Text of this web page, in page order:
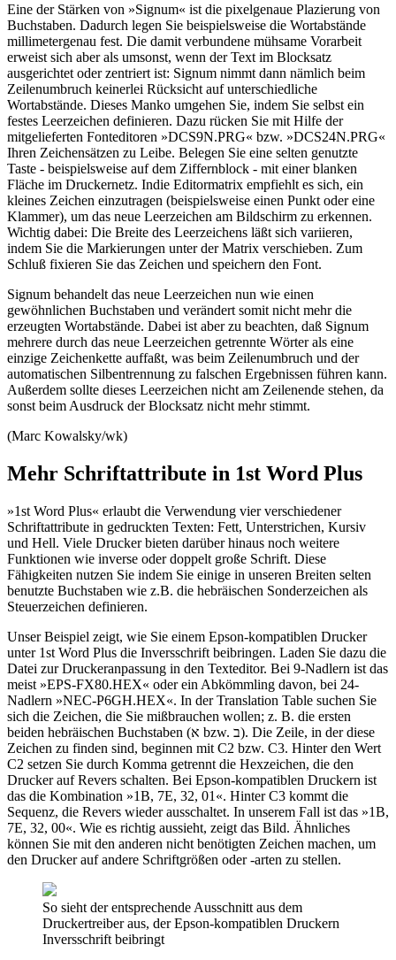
Eine der Stärken von »Signum« ist die pixelgenaue Plazierung von
Buchstaben. Dadurch legen Sie beispielsweise die Wortabstände
millimetergenau fest. Die damit verbundene mühsame Vorarbeit
erweist sich aber als umsonst, wenn der Text im Blocksatz
ausgerichtet oder zentriert ist: Signum nimmt dann nämlich beim
Zeilenumbruch keinerlei Rücksicht auf unterschiedliche
Wortabstände. Dieses Manko umgehen Sie, indem Sie selbst ein
festes Leerzeichen definieren. Dazu rücken Sie mit Hilfe der
mitgelieferten Fonteditoren »DCS9N.PRG« bzw. »DCS24N.PRG«
Ihren Zeichensätzen zu Leibe. Belegen Sie eine selten genutzte
Taste - beispielsweise auf dem Ziffernblock - mit einer blanken
Fläche im Druckernetz. Indie Editormatrix empfiehlt es sich, ein
kleines Zeichen einzutragen (beispielsweise einen Punkt oder eine
Klammer), um das neue Leerzeichen am Bildschirm zu erkennen.
Wichtig dabei: Die Breite des Leerzeichens läßt sich variieren,
indem Sie die Markierungen unter der Matrix verschieben. Zum
Schluß fixieren Sie das Zeichen und speichern den Font.
Signum behandelt das neue Leerzeichen nun wie einen
gewöhnlichen Buchstaben und verändert somit nicht mehr die
erzeugten Wortabstände. Dabei ist aber zu beachten, daß Signum
mehrere durch das neue Leerzeichen getrennte Wörter als eine
einzige Zeichenkette auffaßt, was beim Zeilenumbruch und der
automatischen Silbentrennung zu falschen Ergebnissen führen kann.
Außerdem sollte dieses Leerzeichen nicht am Zeilenende stehen, da
sonst beim Ausdruck der Blocksatz nicht mehr stimmt.
(Marc Kowalsky/wk)
Mehr Schriftattribute in 1st Word Plus
»1st Word Plus« erlaubt die Verwendung vier verschiedener
Schriftattribute in gedruckten Texten: Fett, Unterstrichen, Kursiv
und Hell. Viele Drucker bieten darüber hinaus noch weitere
Funktionen wie inverse oder doppelt große Schrift. Diese
Fähigkeiten nutzen Sie indem Sie einige in unseren Breiten selten
benutzte Buchstaben wie z.B. die hebräischen Sonderzeichen als
Steuerzeichen definieren.
Unser Beispiel zeigt, wie Sie einem Epson-kompatiblen Drucker
unter 1st Word Plus die Inversschrift beibringen. Laden Sie dazu die
Datei zur Druckeranpassung in den Texteditor. Bei 9-Nadlern ist das
meist »EPS-FX80.HEX« oder ein Abkömmling davon, bei 24-
Nadlern »NEC-P6GH.HEX«. In der Translation Table suchen Sie
sich die Zeichen, die Sie mißbrauchen wollen; z. B. die ersten
beiden hebräischen Buchstaben (א bzw. ב). Die Zeile, in der diese
Zeichen zu finden sind, beginnen mit C2 bzw. C3. Hinter den Wert
C2 setzen Sie durch Komma getrennt die Hexzeichen, die den
Drucker auf Revers schalten. Bei Epson-kompatiblen Druckern ist
das die Kombination »1B, 7E, 32, 01«. Hinter C3 kommt die
Sequenz, die Revers wieder ausschaltet. In unserem Fall ist das »1B,
7E, 32, 00«. Wie es richtig aussieht, zeigt das Bild. Ähnliches
können Sie mit den anderen nicht benötigten Zeichen machen, um
den Drucker auf andere Schriftgrößen oder -arten zu stellen.
So sieht der entsprechende Ausschnitt aus dem
Druckertreiber aus, der Epson-kompatiblen Druckern
Inversschrift beibringt